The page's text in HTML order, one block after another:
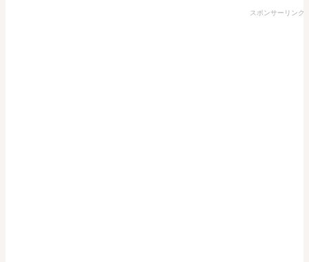
スポンサーリンク